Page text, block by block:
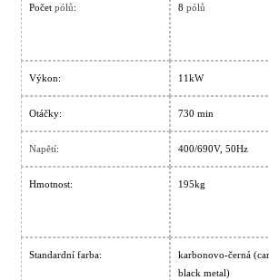
Početpólů: 8pólů
Výkon: 11kW
Otáčky: 730 min
Napětí: 400/690V, 50Hz
Hmotnost: 195kg
Standardní farba:
karbonovo-černá
black metal)